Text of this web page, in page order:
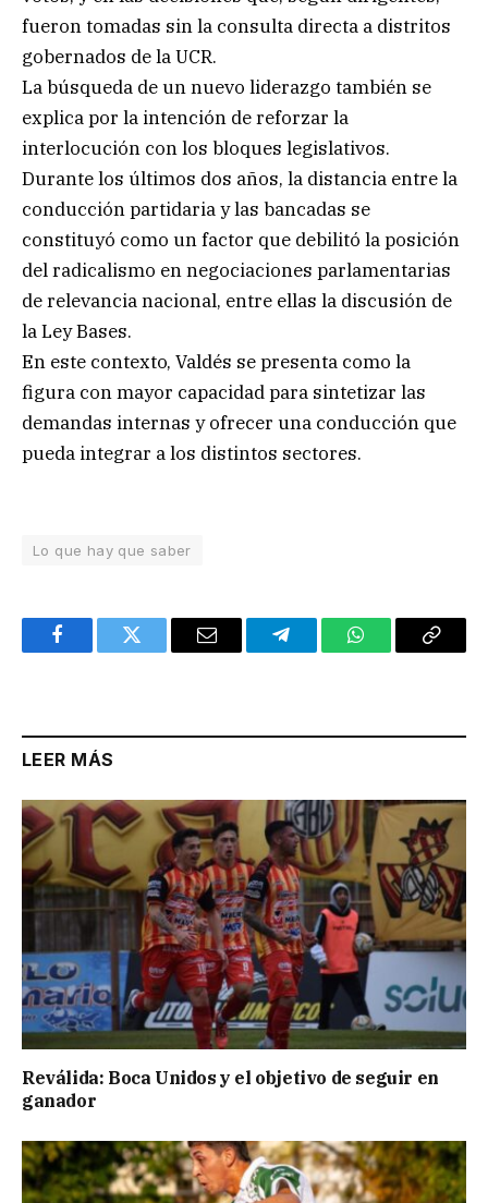
fueron tomadas sin la consulta directa a distritos
gobernados de la UCR.
La búsqueda de un nuevo liderazgo también se
explica por la intención de reforzar la
interlocución con los bloques legislativos.
Durante los últimos dos años, la distancia entre la
conducción partidaria y las bancadas se
constituyó como un factor que debilitó la posición
del radicalismo en negociaciones parlamentarias
de relevancia nacional, entre ellas la discusión de
la Ley Bases.
En este contexto, Valdés se presenta como la
figura con mayor capacidad para sintetizar las
demandas internas y ofrecer una conducción que
pueda integrar a los distintos sectores.
Lo que hay que saber
FacebookTwitter Email TelegramWhatsAppCopy
LEER MÁS
Reválida: Boca Unidos y el objetivo de seguir en
ganador